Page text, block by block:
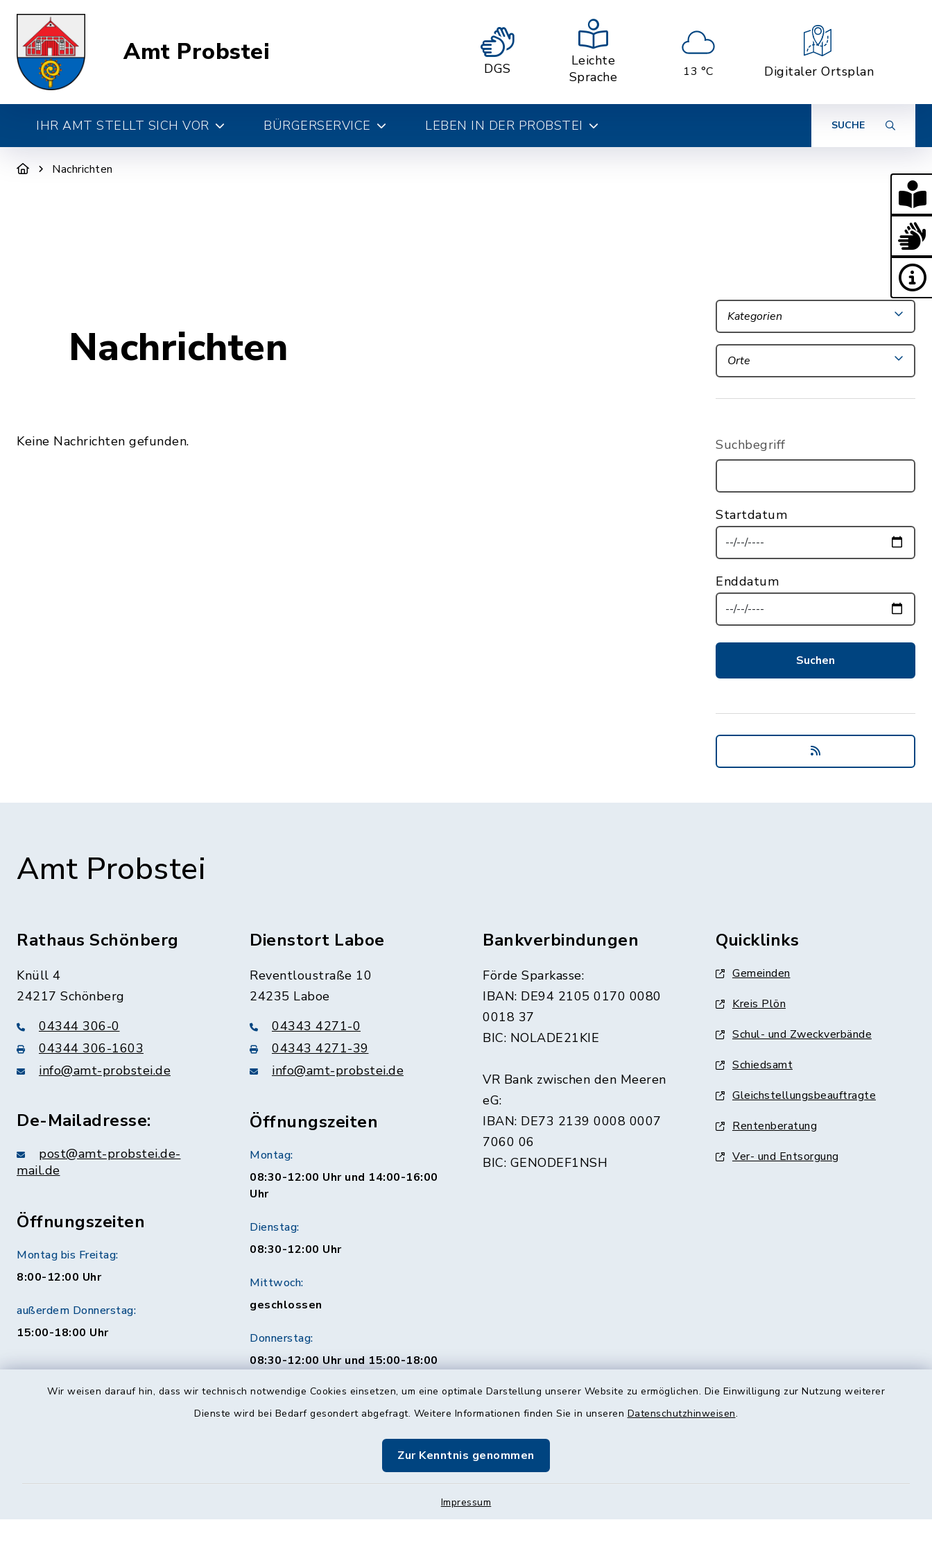
Wir weisen darauf hin, dass wir technisch notwendige Cookies einsetzen, um eine optimale Darstellung unserer Website zu ermöglichen. Die Einwilligung zur Nutzung weiterer
Dienste wird bei Bedarf gesondert abgefragt. Weitere Informationen finden Sie in unseren Datenschutzhinweisen.
Zur Kenntnis genommen
Impressum
Amt Probstei
DGS
Leichte
Sprache
13 °C Digitaler Ortsplan
IHR AMT STELLT SICH VOR BÜRGERSERVICE LEBEN IN DER PROBSTEI SUCHE
Nachrichten
Nachrichten
Keine Nachrichten gefunden.
Kategorien
Orte
Suchbegriff
Startdatum
Enddatum
Amt Probstei
Rathaus Schönberg
Knüll 4
24217 Schönberg
04344 306-0
04344 306-1603
info@amt-probstei.de
De-Mailadresse:
post@amt-probstei.de-
mail.de
Öffnungszeiten
Montag bis Freitag:
8:00-12:00 Uhr
außerdem Donnerstag:
15:00-18:00 Uhr
Dienstort Laboe
Reventloustraße 10
24235 Laboe
04343 4271-0
04343 4271-39
info@amt-probstei.de
Öffnungszeiten
Montag:
08:30-12:00 Uhr und 14:00-16:00
Uhr
Dienstag:
08:30-12:00 Uhr
Mittwoch:
geschlossen
Donnerstag:
08:30-12:00 Uhr und 15:00-18:00
Freitag:
Bankverbindungen
Förde Sparkasse:
IBAN: DE94 2105 0170 0080
0018 37
BIC: NOLADE21KIE
VR Bank zwischen den Meeren
eG:
IBAN: DE73 2139 0008 0007
7060 06
BIC: GENODEF1NSH
Quicklinks
Gemeinden
Kreis Plön
Schul- und Zweckverbände
Schiedsamt
Gleichstellungsbeauftragte
Rentenberatung
Ver- und Entsorgung